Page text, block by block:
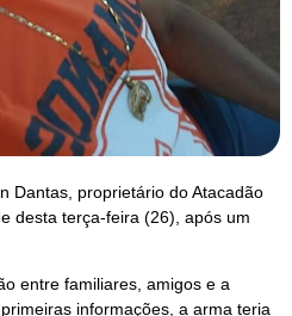
Dantas, proprietário do Atacadão
desta terça-feira (26), após um
entre familiares, amigos e a
informações, a arma teria